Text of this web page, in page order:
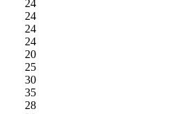
24
24
24
24
20
25
30
35
28